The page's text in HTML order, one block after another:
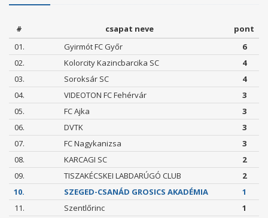
# csapat neve
pont
01.
Gyirmót FC Győr
6
02.
Kolorcity Kazincbarcika SC
4
03.
Soroksár SC
4
04.
VIDEOTON FC Fehérvár
3
05.
FC Ajka
3
06.
DVTK
3
07.
FC Nagykanizsa
3
08.
KARCAGI SC
2
09.
TISZAKÉCSKEI LABDARÚGÓ CLUB
2
10.
SZEGED-CSANÁD GROSICS AKADÉMIA
1
11.
Szentlőrinc
1